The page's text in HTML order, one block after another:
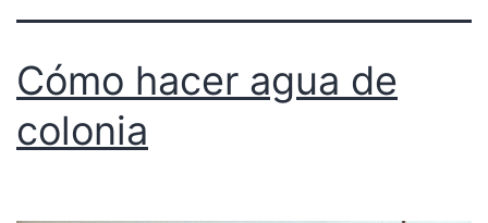
Cómo hacer agua de
colonia